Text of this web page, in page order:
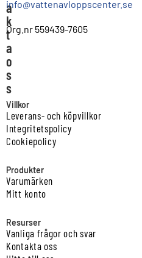
a
k
t
a
o
s
s
info@vattenavloppscenter.se
Org.nr 559439-7605
Villkor
Leverans- och köpvillkor
Integritetspolicy
Cookiepolicy
Produkter
Varumärken
Mitt konto
Resurser
Vanliga frågor och svar
Kontakta oss